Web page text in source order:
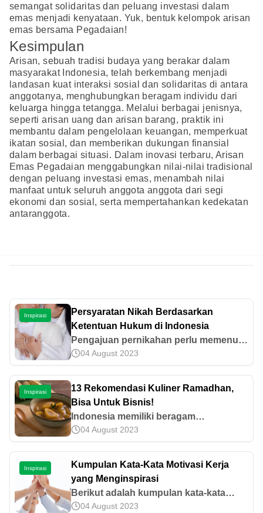
semangat solidaritas dan peluang investasi dalam
emas menjadi kenyataan. Yuk, bentuk kelompok arisan
emas bersama Pegadaian!
Kesimpulan
Arisan, sebuah tradisi budaya yang berakar dalam
masyarakat Indonesia, telah berkembang menjadi
landasan kuat interaksi sosial dan solidaritas di antara
anggotanya, menghubungkan beragam individu dari
keluarga hingga tetangga. Melalui berbagai jenisnya,
seperti arisan uang dan arisan barang, praktik ini
membantu dalam pengelolaan keuangan, memperkuat
ikatan sosial, dan memberikan dukungan finansial
dalam berbagai situasi. Dalam inovasi terbaru, Arisan
Emas Pegadaian menggabungkan nilai-nilai tradisional
dengan peluang investasi emas, menambah nilai
manfaat untuk seluruh anggota anggota dari segi
ekonomi dan sosial, serta mempertahankan kedekatan
antaranggota.
Inspirasi
Persyaratan Nikah Berdasarkan
Ketentuan Hukum di Indonesia
Pengajuan pernikahan perlu memenuhi
syarat yang berlaku sesuai dengan
hukum di Indonesia. Yuk, ketahui
persyaratan nikah di artikel ini!
04 August 2023
Inspirasi
13 Rekomendasi Kuliner Ramadhan,
Bisa Untuk Bisnis!
Indonesia memiliki beragam
rekomendasi kuliner Ramadhan yang
bisa kamu coba di rumah atau dijual
saat bulan puasa. Simak daftar
jajanannya di sini!
04 August 2023
Inspirasi
Kumpulan Kata-Kata Motivasi Kerja
yang Menginspirasi
Berikut adalah kumpulan kata-kata
motivasi kerja yang akan menginspirasi
04 August 2023